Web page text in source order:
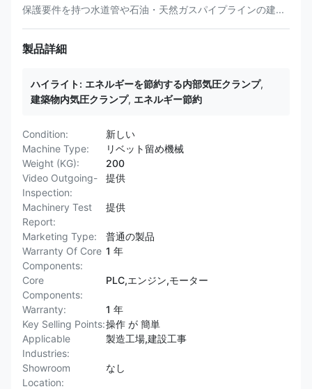
保護要件を持つ水道管や石油・天然ガスパイプラインの建...
製品詳細
ハイライト: エネルギーを節約する内部気圧クランプ,
建築物内気圧クランプ, エネルギー節約
Condition:
新しい
Machine Type:
リベット留め機械
Weight (KG):
200
Video Outgoing-
Inspection:
提供
Machinery Test
Report:
提供
Marketing Type:
普通の製品
Warranty Of Core
Components:
1 年
Core
Components:
PLC,エンジン,モーター
Warranty:
1 年
Key Selling Points:操作 が 簡単
Applicable
Industries:
製造工場,建設工事
Showroom
Location:
なし